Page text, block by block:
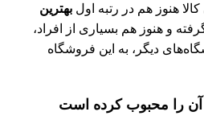
هنوز هم در رتبه اول بهترین
و هنوز هم بسیاری از افراد،
دیگر، به این فروشگاه
آن را محبوب کرده است